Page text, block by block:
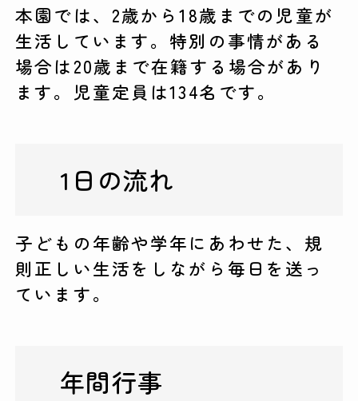
本園では、2歳から18歳までの児童が
生活しています。特別の事情がある
場合は20歳まで在籍する場合があり
ます。児童定員は134名です。
1日の流れ
子どもの年齢や学年にあわせた、規
則正しい生活をしながら毎日を送っ
ています。
年間行事